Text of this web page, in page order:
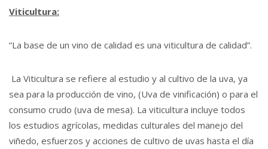
Viticultura:
“La base de un vino de calidad es una viticultura de calidad”.
La Viticultura se refiere al estudio y al cultivo de la uva, ya
sea para la producción de vino, (Uva de vinificación) o para el
consumo crudo (uva de mesa). La viticultura incluye todos
los estudios agrícolas, medidas culturales del manejo del
viñedo, esfuerzos y acciones de cultivo de uvas hasta el día